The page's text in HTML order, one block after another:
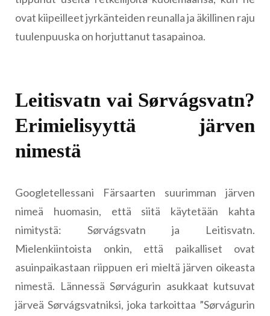
ovat kiipeilleet jyrkänteiden reunalla ja äkillinen raju
tuulenpuuska on horjuttanut tasapainoa.
Leitisvatn vai Sørvágsvatn?
Erimielisyyttä järven
nimestä
Googletellessani Färsaarten suurimman järven
nimeä huomasin, että siitä käytetään kahta
nimitystä: Sørvágsvatn ja Leitisvatn.
Mielenkiintoista onkin, että paikalliset ovat
asuinpaikastaan riippuen eri mieltä järven oikeasta
nimestä. Lännessä Sørvágurin asukkaat kutsuvat
järveä Sørvágsvatniksi, joka tarkoittaa ”Sørvágurin